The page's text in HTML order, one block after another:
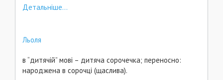
Детальніше...
Льоля
в “дитячій” мові – дитяча сорочечка; переносно:
народжена в сорочці (щаслива).